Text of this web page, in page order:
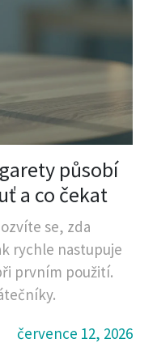
působí
a co čekat
se, zda
rychle nastupuje
prvním použití.
července 12, 2026